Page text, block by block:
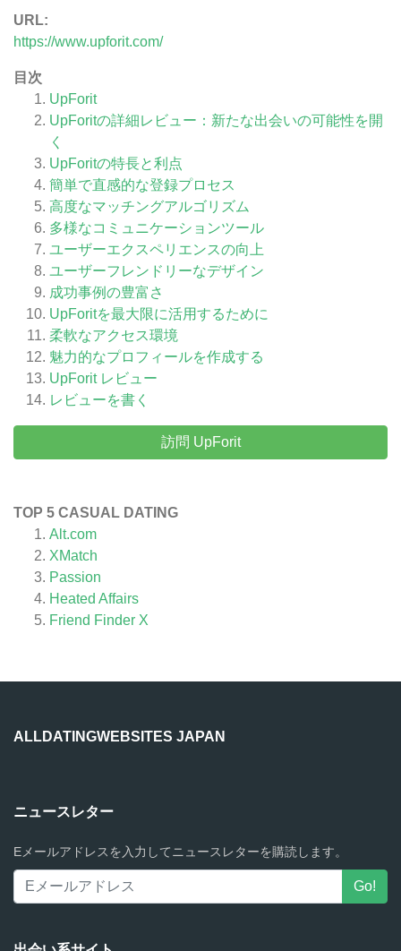
URL:
https://www.upforit.com/
目次
UpForit
UpForitの詳細レビュー：新たな出会いの可能性を開
く
UpForitの特長と利点
簡単で直感的な登録プロセス
高度なマッチングアルゴリズム
多様なコミュニケーションツール
ユーザーエクスペリエンスの向上
ユーザーフレンドリーなデザイン
成功事例の豊富さ
UpForitを最大限に活用するために
柔軟なアクセス環境
魅力的なプロフィールを作成する
UpForitレビュー
レビューを書く
訪問 UpForit
TOP 5 CASUAL DATING
Alt.com
XMatch
Passion
Heated Affairs
Friend Finder X
ALLDATINGWEBSITES JAPAN
ニュースレター
Eメールアドレスを入力してニュースレターを購読します。